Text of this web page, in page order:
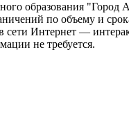
образования
по объему и
Интернет —
не требуется.